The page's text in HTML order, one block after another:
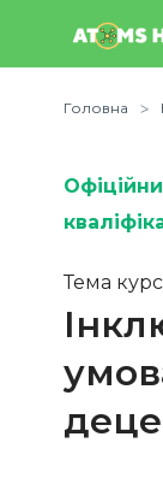
Головна
Тема